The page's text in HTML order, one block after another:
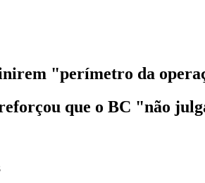
"perímetro da
que o BC "não